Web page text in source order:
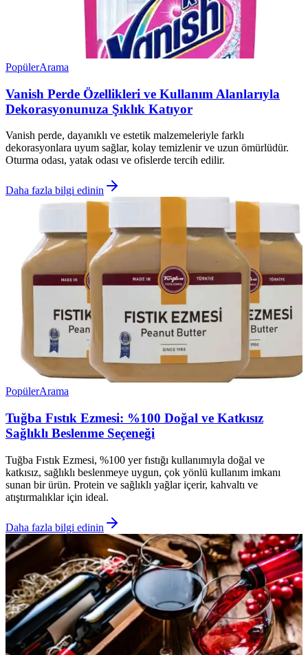
PopülerArama
Vanish Perde Özellikleri ve Kullanım Alanlarıyla
Dekorasyonunuza Şıklık Katıyor
Vanish perde, dayanıklı ve estetik malzemeleriyle farklı
dekorasyonlara uyum sağlar, kolay temizlenir ve uzun ömürlüdür.
Oturma odası, yatak odası ve ofislerde tercih edilir.
Daha fazla bilgi edinin
PopülerArama
Tuğba Fıstık Ezmesi: %100 Doğal ve Katkısız
Sağlıklı Beslenme Seçeneği
Tuğba Fıstık Ezmesi, %100 yer fıstığı kullanımıyla doğal ve
katkısız, sağlıklı beslenmeye uygun, çok yönlü kullanım imkanı
sunan bir ürün. Protein ve sağlıklı yağlar içerir, kahvaltı ve
atıştırmalıklar için ideal.
Daha fazla bilgi edinin